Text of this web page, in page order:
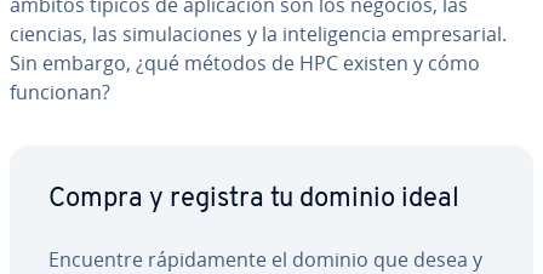
ciencias, las si­mu­la­cio­nes y la in­te­li­ge­n­cia em­pre­sa­rial.
Sin embargo, ¿qué métodos de HPC existen y cómo
funcionan?
Compra y registra tu dominio ideal
Encuentre rá­pi­da­me­n­te el dominio que desea y